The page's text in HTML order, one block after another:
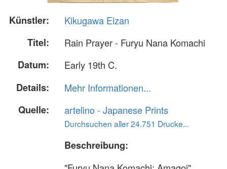
Künstler:
Kikugawa Eizan
Titel:
Rain Prayer - Furyu Nana Komachi
Datum:
Early 19th C.
Details:
Mehr Informationen...
Quelle:
artelino - Japanese Prints
Durchsuchen aller 24.751 Drucke...
Beschreibung: